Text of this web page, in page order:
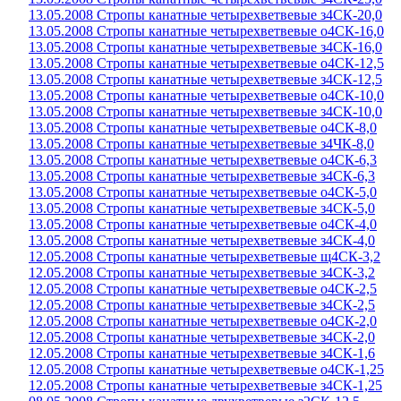
13.05.2008 Стропы канатные четырехветвевые з4СК-20,0
13.05.2008 Стропы канатные четырехветвевые о4СК-16,0
13.05.2008 Стропы канатные четырехветвевые з4СК-16,0
13.05.2008 Стропы канатные четырехветвевые о4СК-12,5
13.05.2008 Стропы канатные четырехветвевые з4СК-12,5
13.05.2008 Стропы канатные четырехветвевые о4СК-10,0
13.05.2008 Стропы канатные четырехветвевые з4СК-10,0
13.05.2008 Стропы канатные четырехветвевые о4СК-8,0
13.05.2008 Стропы канатные четырехветвевые з4ЧК-8,0
13.05.2008 Стропы канатные четырехветвевые о4СК-6,3
13.05.2008 Стропы канатные четырехветвевые з4СК-6,3
13.05.2008 Стропы канатные четырехветвевые о4СК-5,0
13.05.2008 Стропы канатные четырехветвевые з4СК-5,0
13.05.2008 Стропы канатные четырехветвевые о4СК-4,0
13.05.2008 Стропы канатные четырехветвевые з4СК-4,0
12.05.2008 Стропы канатные четырехветвевые щ4СК-3,2
12.05.2008 Стропы канатные четырехветвевые з4СК-3,2
12.05.2008 Стропы канатные четырехветвевые о4СК-2,5
12.05.2008 Стропы канатные четырехветвевые з4СК-2,5
12.05.2008 Стропы канатные четырехветвевые о4СК-2,0
12.05.2008 Стропы канатные четырехветвевые з4СК-2,0
12.05.2008 Стропы канатные четырехветвевые з4СК-1,6
12.05.2008 Стропы канатные четырехветвевые о4СК-1,25
12.05.2008 Стропы канатные четырехветвевые з4СК-1,25